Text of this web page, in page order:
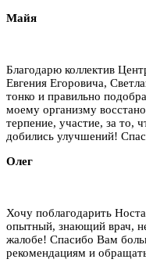
Майя
Благодарю коллектив
Евгения Егоровича,
тонко и правильно
моему организму
терпение, участие, за то,
добились улучшений!
Олег
Хочу поблагодарить
опытный, знающий врач,
жалобе! Спасибо Вам
рекомендациям и